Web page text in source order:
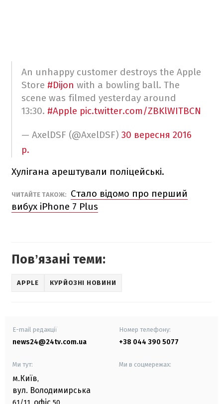
An unhappy customer destroys the Apple
Store #Dijon with a bowling ball. The
scene was filmed yesterday around
13:30. #Apple pic.twitter.com/ZBKlWITBCN
— AxelDSF (@AxelDSF) 30 вересня 2016
р.
Хулігана арештували поліцейські.
ЧИТАЙТЕ ТАКОЖ:
Стало відомо про перший
вибух iPhone 7 Plus
Повʼязані теми:
APPLE КУРЙОЗНІ НОВИНИ
E-mail редакції
news24@24tv.com.ua
Номер телефону:
+38 044 390 5077
Ми тут:
м.Київ,
вул. Володимирська
офіс
Ми в соцмережах: